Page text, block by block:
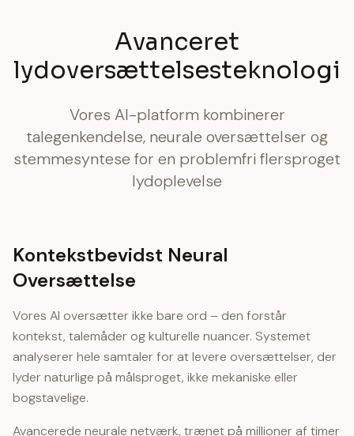
Avanceret
lydoversættelsesteknologi
Vores AI-platform kombinerer
talegenkendelse, neurale oversættelser og
stemmesyntese for en problemfri flersproget
lydoplevelse
Kontekstbevidst Neural
Oversættelse
Vores AI oversætter ikke bare ord – den forstår
kontekst, talemåder og kulturelle nuancer. Systemet
analyserer hele samtaler for at levere oversættelser, der
lyder naturlige på målsproget, ikke mekaniske eller
bogstavelige.
Avancerede neurale netværk, trænet på millioner af timer